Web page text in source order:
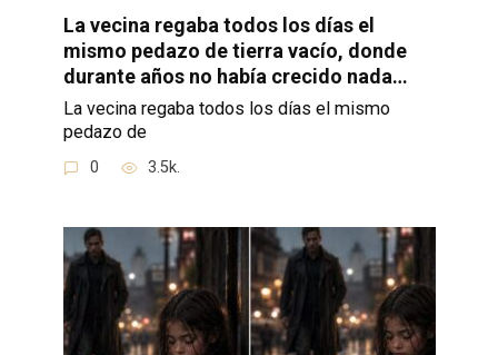
La vecina regaba todos los días el
mismo pedazo de tierra vacío, donde
durante años no había crecido nada…
La vecina regaba todos los días el mismo
pedazo de
0 3.5k.